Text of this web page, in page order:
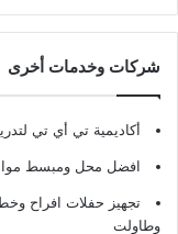
شركات وخدمات أخرى
أكاديمية تي أي تي
افضل محل ومبسط
تجهيز حفلات افراح
وطاولت